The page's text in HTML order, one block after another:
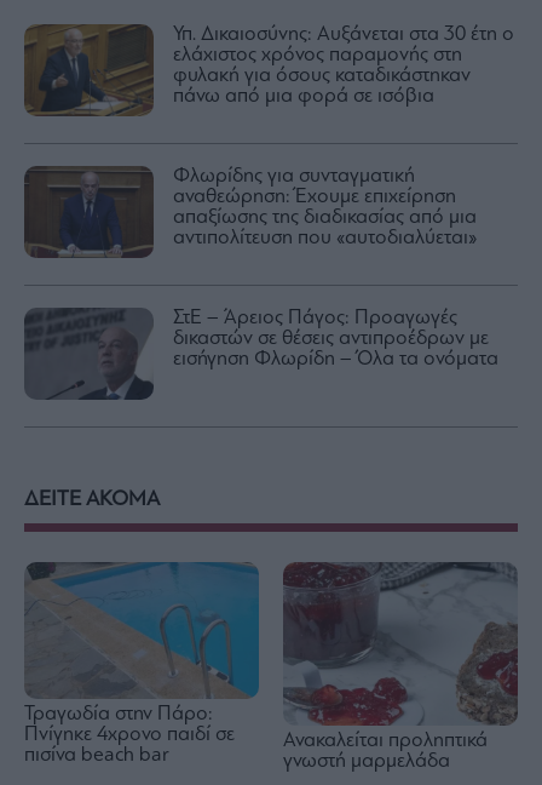
Υπ. Δικαιοσύνης: Αυξάνεται στα 30 έτη ο
ελάχιστος χρόνος παραμονής στη
φυλακή για όσους καταδικάστηκαν
πάνω από μια φορά σε ισόβια
Φλωρίδης για συνταγματική
αναθεώρηση: Έχουμε επιχείρηση
απαξίωσης της διαδικασίας από μια
αντιπολίτευση που «αυτοδιαλύεται»
ΣτΕ – Άρειος Πάγος: Προαγωγές
δικαστών σε θέσεις αντιπροέδρων με
εισήγηση Φλωρίδη – Όλα τα ονόματα
ΔΕΙΤΕ ΑΚΟΜΑ
Τραγωδία στην Πάρο:
Πνίγηκε 4χρονο παιδί σε
πισίνα beach bar
Ανακαλείται προληπτικά
γνωστή μαρμελάδα